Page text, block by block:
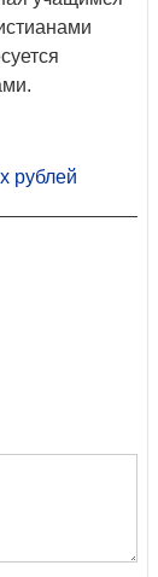
рублей